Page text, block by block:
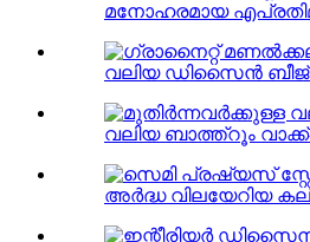
മനോഹരമായ
വലിയ ഡിസൈൻ ബീജ്
വലിയ ബാത്ത്റൂം
അർദ്ധ വിലയേറിയ